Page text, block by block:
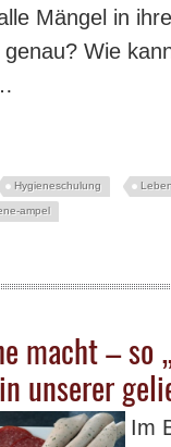
Mängel in
Wie
Hygieneschulung
ampel
macht – so
unserer
Im